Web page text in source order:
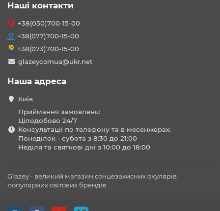
Наші контакти
+38(050)700-15-00
+38(077)700-15-00
+38(073)700-15-00
glazeycomua@ukr.net
Наша адреса
Київ
Приймання замовлень:
Цілодобово 24/7
Консультації по телефону та в месенжерах:
Понеділок - субота з 8:30 до 21:00
Неділя та святкові дні з 10:00 до 18:00
Glazey - великий магазин сонцезахисних окулярів
популярних світових брендів